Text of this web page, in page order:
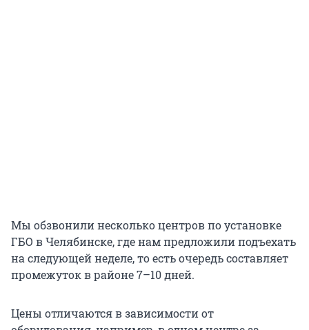
Мы обзвонили несколько центров по установке
ГБО в Челябинске, где нам предложили подъехать
на следующей неделе, то есть очередь составляет
промежуток в районе 7–10 дней.
Цены отличаются в зависимости от